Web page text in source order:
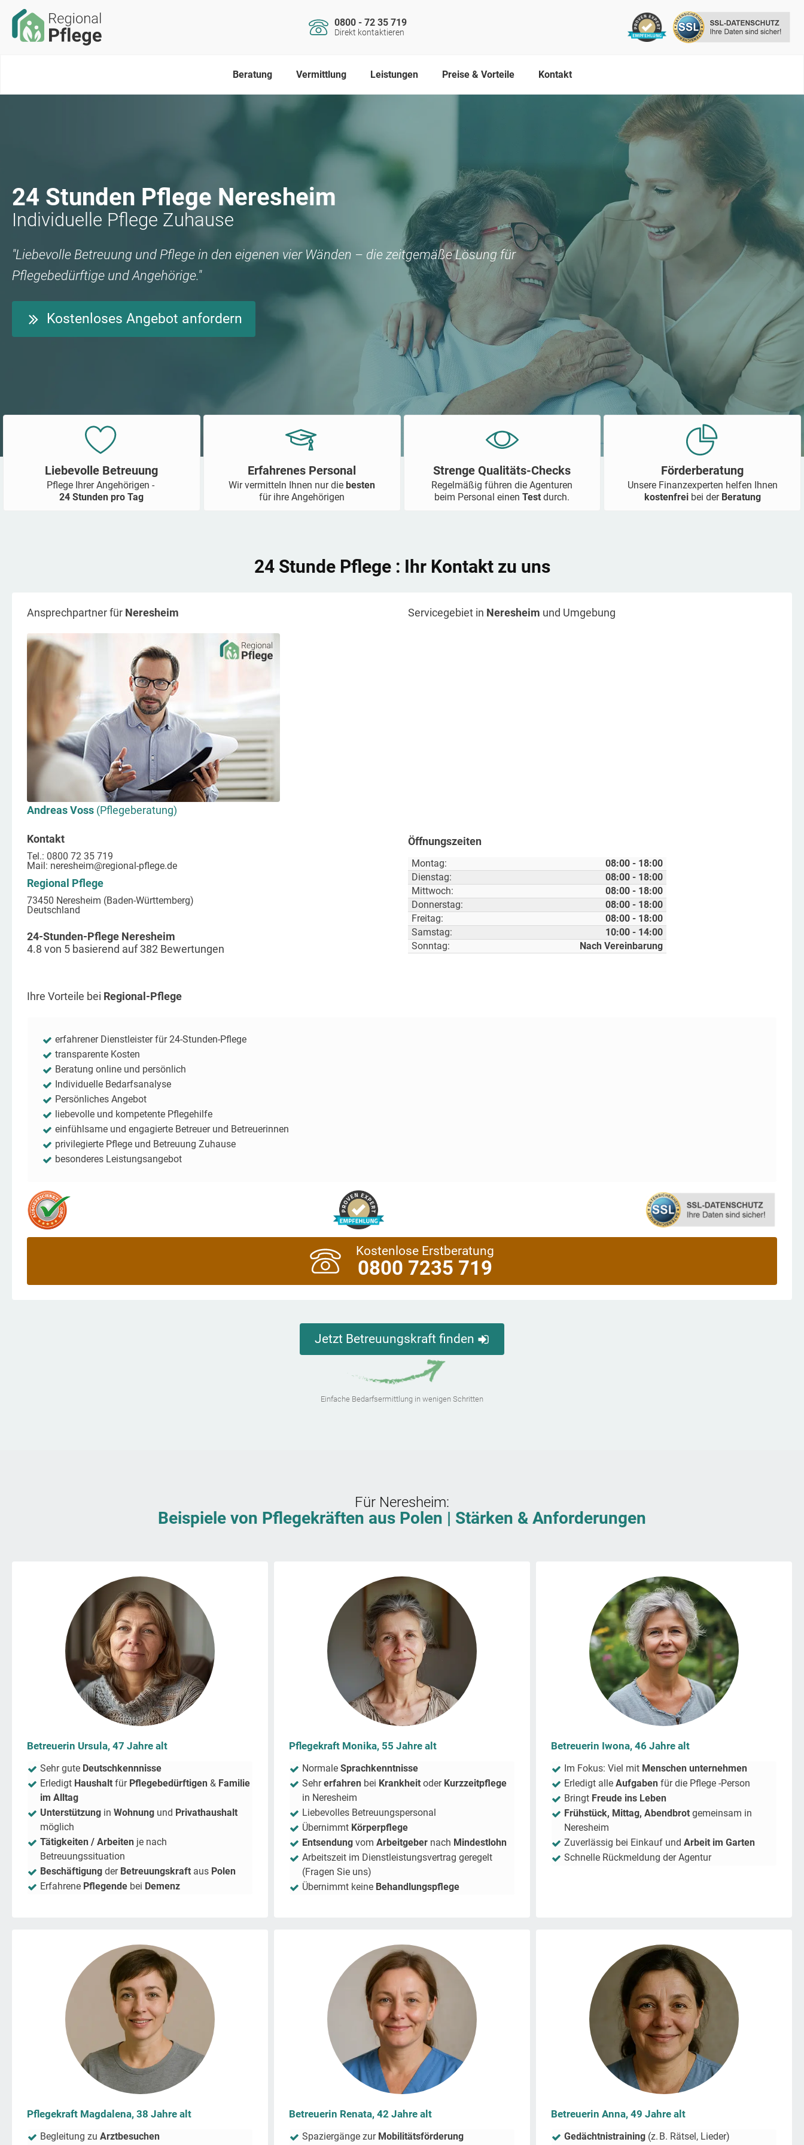
0800 - 72 35 719
Direkt kontaktieren
Beratung Vermittlung Leistungen Preise & Vorteile Kontakt
24 Stunden Pflege Neresheim
Individuelle Pflege Zuhause
"Liebevolle Betreuung und Pflege in den eigenen vier Wänden – die zeitgemäße Lösung für
Pflegebedürftige und Angehörige."
Kostenloses Angebot anfordern
Liebevolle Betreuung
Pflege Ihrer Angehörigen -
24 Stunden pro Tag
Erfahrenes Personal
Wir vermitteln Ihnen nur diebesten
für ihre Angehörigen
Strenge Qualitäts-Checks
Regelmäßig führen die Agenturen
beim Personal einenTestdurch.
Förderberatung
Unsere Finanzexperten helfen Ihnen
kostenfrei bei der Beratung
24 Stunde Pflege : Ihr Kontakt zu uns
Ansprechpartner für Neresheim
Andreas Voss (Pflegeberatung)
Kontakt
Tel.: 0800 72 35 719
Mail: neresheim@regional-pflege.de
Regional Pflege
73450 Neresheim (Baden-Württemberg)
Deutschland
24-Stunden-Pflege Neresheim
4.8 von 5 basierend auf382 Bewertungen
Servicegebiet in Neresheim und Umgebung
Öffnungszeiten
Montag:
08:00 - 18:00
Dienstag:
08:00 - 18:00
Mittwoch:
08:00 - 18:00
Donnerstag:
08:00 - 18:00
Freitag:
08:00 - 18:00
Samstag:
10:00 - 14:00
Sonntag:
Nach Vereinbarung
Ihre Vorteile bei Regional-Pflege
erfahrener Dienstleister für 24-Stunden-Pflege
transparente Kosten
Beratung online und persönlich
Individuelle Bedarfsanalyse
Persönliches Angebot
liebevolle und kompetente Pflegehilfe
einfühlsame und engagierte Betreuer und Betreuerinnen
privilegierte Pflege und Betreuung Zuhause
besonderes Leistungsangebot
Kostenlose Erstberatung
0800 7235 719
Jetzt Betreuungskraft finden
Einfache Bedarfsermittlung in wenigen Schritten
Für Neresheim:
Beispiele von Pflegekräften aus Polen | Stärken & Anforderungen
Betreuerin Ursula, 47 Jahre alt
Sehr gute Deutschkennnisse
Erledigt Haushalt für Pflegebedürftigen & Familie
im Alltag
Unterstützung in Wohnung und Privathaushalt
möglich
Tätigkeiten / Arbeiten je nach
Betreuungssituation
Beschäftigung der Betreuungskraft aus Polen
Erfahrene Pflegende bei Demenz
Pflegekraft Monika, 55 Jahre alt
Normale Sprachkenntnisse
Sehrerfahren bei Krankheit oder Kurzzeitpflege
in Neresheim
Liebevolles Betreuungspersonal
Übernimmt Körperpflege
Entsendung vom Arbeitgeber nach Mindestlohn
Arbeitszeit im Dienstleistungsvertrag geregelt
(Fragen Sie uns)
Übernimmt keine Behandlungspflege
Betreuerin Iwona, 46 Jahre alt
Im Fokus: Viel mit Menschen unternehmen
Erledigt alle Aufgaben für die Pflege -Person
Bringt Freude ins Leben
Frühstück, Mittag, Abendbrot gemeinsam in
Neresheim
Zuverlässig bei Einkauf und Arbeit im Garten
Schnelle Rückmeldung der Agentur
Pflegekraft Magdalena, 38 Jahre alt
Begleitung zu Arztbesuchen
Betreuerin Renata, 42 Jahre alt
Spaziergänge zur Mobilitätsförderung
Betreuerin Anna, 49 Jahre alt
Gedächtnistraining (z. B. Rätsel, Lieder)